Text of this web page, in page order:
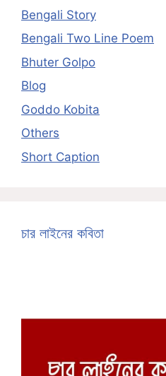
Bengali Story
Bengali Two Line Poem
Bhuter Golpo
Blog
Goddo Kobita
Others
Short Caption
চার লাইনের কবিতা